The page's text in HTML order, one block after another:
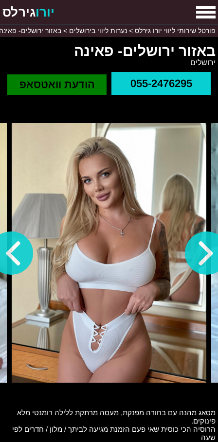
באזור ירושלים- פאינה
ירושלים
055-2476295 הודעת וואטסאפ
יורוגירלס
פורטל שירותי ליווי יורו גירלס > נערות ליווי בירושלים > באזור ירושלים-
מסאג מהנה עם בחורה מפנקת, מעסה מרתקת ללילה רומנטי מלא
פינוקים.
הרוסיה הכי כוסית שאי פעם הזמנת מגיעה לביתך / מלון / חדרים לפי
שעה